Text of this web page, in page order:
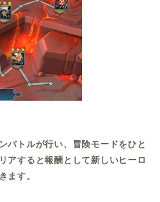
バトルが行い、冒険モードをひと
アすると報酬として新しいヒーロ
ます。